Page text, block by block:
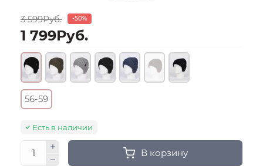
3 599Руб. -50%
1 799Руб.
56-59
Есть в наличии
В корзину